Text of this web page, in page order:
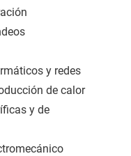
y redes
de calor
y de